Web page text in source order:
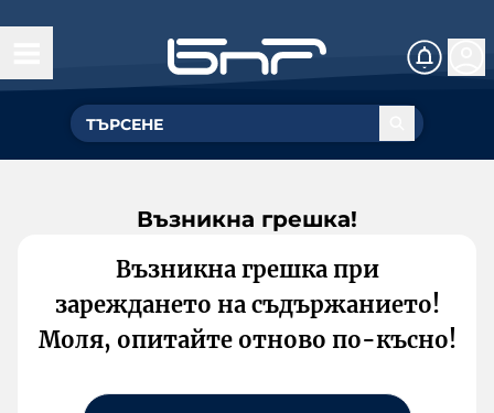
Възникна грешка!
Възникна грешка при
зареждането на съдържанието!
Моля, опитайте отново по-късно!